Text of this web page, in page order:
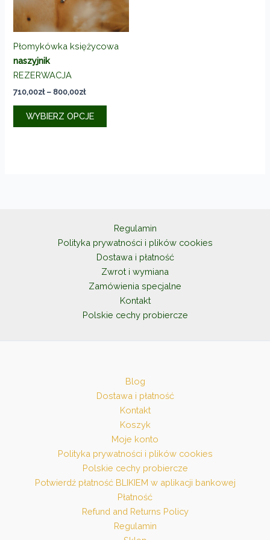
produktu
Płomykówka księżycowa
naszyjnik
REZERWACJA
710,00zł – 800,00złZakres
od
710,00zł
WYBIERZ OPCJE
Ten
na
stronie
produktu
Regulamin
Polityka prywatności i plików cookies
Dostawa i płatność
Zwrot i wymiana
Zamówienia specjalne
Kontakt
Polskie cechy probiercze
Blog
Dostawa i płatność
Kontakt
Koszyk
Moje konto
Polityka prywatności i plików cookies
Polskie cechy probiercze
Potwierdź płatność BLIKIEM w aplikacji bankowej
Płatność
Refund and Returns Policy
Regulamin